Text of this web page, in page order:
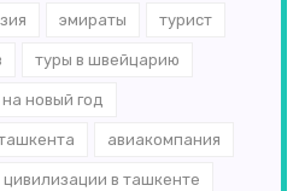
эмираты турист
туры в швейцарию
новый год
авиакомпания
в ташкенте